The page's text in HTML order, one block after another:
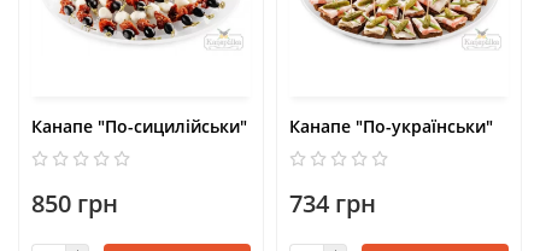
Канапе "По-сицилійськи"
850 грн
Канапе "По-українськи"
734 грн